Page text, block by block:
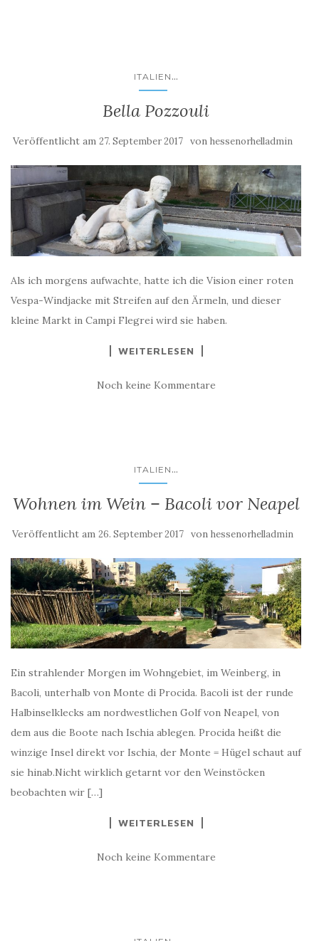
ITALIEN ...
Bella Pozzouli
Veröffentlicht am 27. September 2017 von hessenorhelladmin
Als ich morgens aufwachte, hatte ich die Vision einer roten
Vespa-Windjacke mit Streifen auf den Ärmeln, und dieser
kleine Markt in Campi Flegrei wird sie haben.
WEITERLESEN
Noch keine Kommentare
ITALIEN ...
Wohnen im Wein – Bacoli vor Neapel
Veröffentlicht am 26. September 2017 von hessenorhelladmin
Ein strahlender Morgen im Wohngebiet, im Weinberg, in
Bacoli, unterhalb von Monte di Procida. Bacoli ist der runde
Halbinselklecks am nordwestlichen Golf von Neapel, von
dem aus die Boote nach Ischia ablegen. Procida heißt die
winzige Insel direkt vor Ischia, der Monte = Hügel schaut auf
sie hinab.Nicht wirklich getarnt vor den Weinstöcken
beobachten wir […]
WEITERLESEN
Noch keine Kommentare